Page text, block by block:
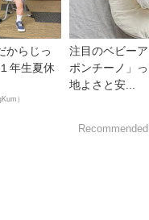
からじっ
年生夏休
）
注目のベビー
ポンチーノ」
地よさと安...